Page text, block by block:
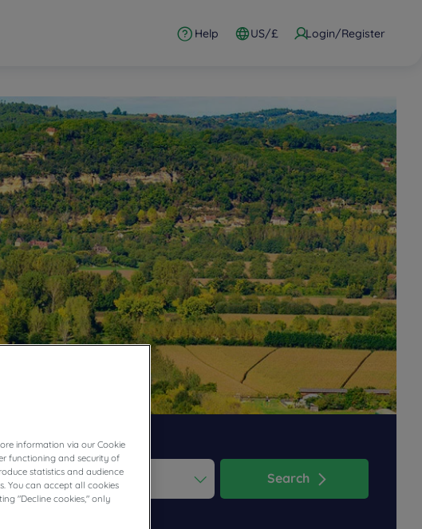
Help US/£ Login/Register
date. Press the question mark key to get the keyboard shortcuts for
the calendar and select a date. Press the question mark key to get the
Search
information via our Cookie
functioning and security of
statistics and audience
You can accept all cookies
"Decline cookies," only